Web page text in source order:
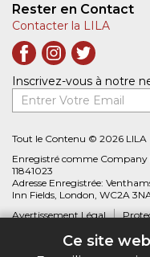
Ce site
Rester en Contact
Contacter la LILA
Inscrivez-vous à notre
Entrer Votre Email
Tout le Contenu © 2026 LILA
Enregistré comme
11841023
Adresse Enregistrée:
Inn Fields, London, WC2A
Avertissement Légal